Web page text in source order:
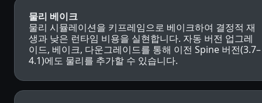
물리 베이크
물리 시뮬레이션을 키프레임으로 베이크하여 결정적 재
생과 낮은 런타임 비용을 실현합니다. 자동 버전 업그레
이드, 베이크, 다운그레이드를 통해 이전 Spine 버전(3.7–
4.1)에도 물리를 추가할 수 있습니다.